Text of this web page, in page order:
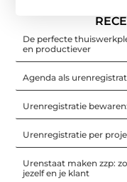
De perfecte
en productiever
Agenda als
Urenregistratie
Urenregistratie per
Urenstaat maken zzp:
jezelf en je klant